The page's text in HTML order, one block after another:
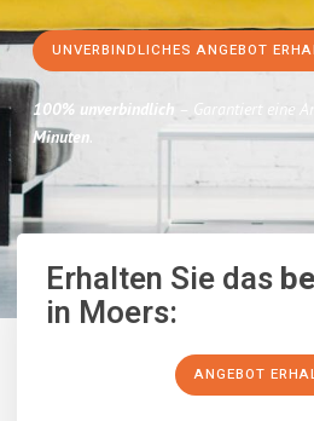
UNVERBINDLICHES ANGEBOT
100% unverbindlich – Garantiert eine
Minuten.
Erhalten Sie das
in Moers:
ANGEBOT